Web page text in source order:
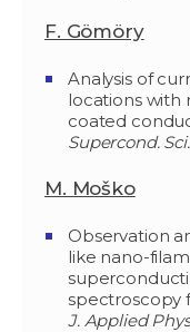
F. Gömöry
Analysis of
locations with
coated
Supercond.
M. Moško
Observation
like nano-
spectroscopy
J. Applied